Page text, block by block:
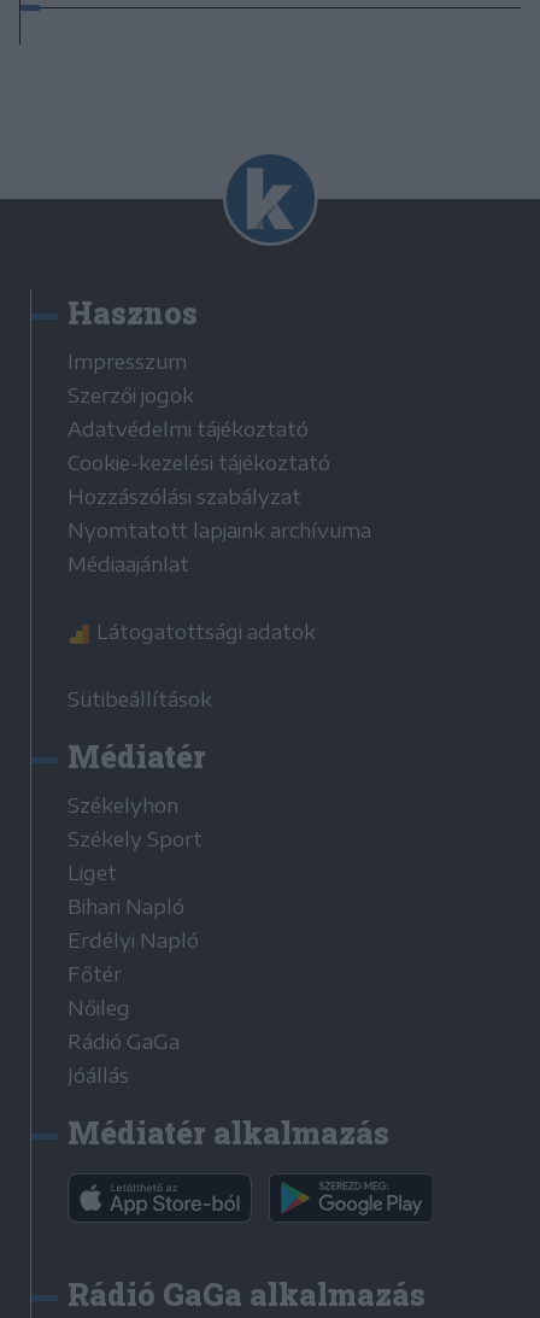
Hasznos
Impresszum
Szerzői jogok
Adatvédelmi tájékoztató
Cookie-kezelési tájékoztató
Hozzászólási szabályzat
Nyomtatott lapjaink archívuma
Médiaajánlat
Látogatottsági adatok
Sütibeállítások
Médiatér
Székelyhon
Székely Sport
Liget
Bihari Napló
Erdélyi Napló
Főtér
Nőileg
Rádió GaGa
Jóállás
Médiatér alkalmazás
Rádió GaGa alkalmazás